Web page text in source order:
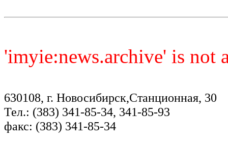
'imyie:news.archive' is not
630108, г. Новосибирск,Станционная, 30
Тел.: (383) 341-85-34, 341-85-93
факс: (383) 341-85-34